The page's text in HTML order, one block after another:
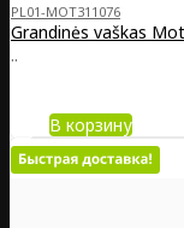
PL01-MOT311076
Grandinės vaškas
..
В корзину